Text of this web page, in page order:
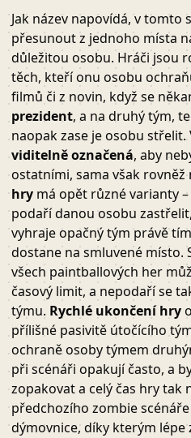
Jak název napovídá, v tomto
přesunout z jednoho místa
důležitou osobu. Hráči jsou
těch, kteří onu osobu
filmů či z novin, když se
prezident, a na druhý tým,
naopak zase je osobu střelit.
viditelně označená, aby
ostatními, sama však rovněž
hry má opět různé varianty
podaří danou osobu
vyhraje opačný tým právě
dostane na smluvené místo.
všech paintballových her
časový limit, a nepodaří se
týmu. Rychlé ukončení hry
přílišné pasivitě útočícího
ochraně osoby týmem
při scénáři opakují často, a
zopakovat a celý čas hry tak
předchozího zombie
dýmovnice, díky kterým lépe